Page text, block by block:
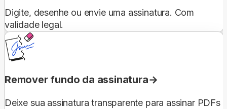
Digite, desenhe ou envie uma assinatura. Com
validade legal.
Remover fundo da assinatura
Deixe sua assinatura transparente para assinar PDFs